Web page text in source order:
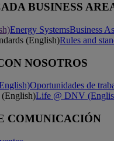
BUSINESS
Energy SystemsBusiness
Rules and
NOSOTROS
Oportunidades de
Life @ DNV
COMUNICACIÓN